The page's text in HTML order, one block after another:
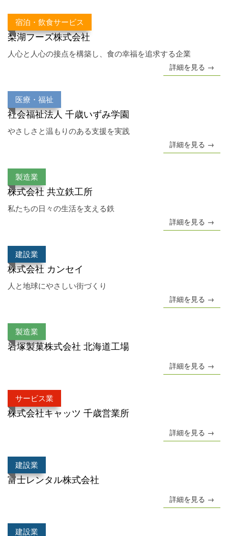
宿泊・飲食サービス
梨湖フーズ株式会社
人心と人心の接点を構築し、食の幸福を追求する企業
詳細を見る →
医療・福祉
社会福祉法人 千歳いずみ学園
やさしさと温もりのある支援を実践
詳細を見る →
製造業
株式会社 共立鉄工所
私たちの日々の生活を支える鉄
詳細を見る →
建設業
株式会社 カンセイ
人と地球にやさしい街づくり
詳細を見る →
製造業
岩塚製菓株式会社 北海道工場
詳細を見る →
サービス業
株式会社キャッツ 千歳営業所
詳細を見る →
建設業
富士レンタル株式会社
詳細を見る →
建設業